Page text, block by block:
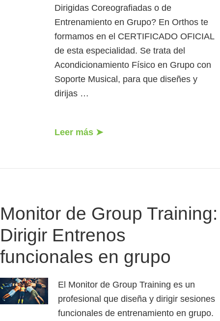
Dirigidas Coreografiadas o de
Entrenamiento en Grupo? En Orthos te
formamos en el CERTIFICADO OFICIAL
de esta especialidad. Se trata del
Acondicionamiento Físico en Grupo con
Soporte Musical, para que diseñes y
dirijas …
Leer más ➤
Monitor de Group Training:
Dirigir Entrenos
funcionales en grupo
El Monitor de Group Training es un
profesional que diseña y dirigir sesiones
funcionales de entrenamiento en grupo.